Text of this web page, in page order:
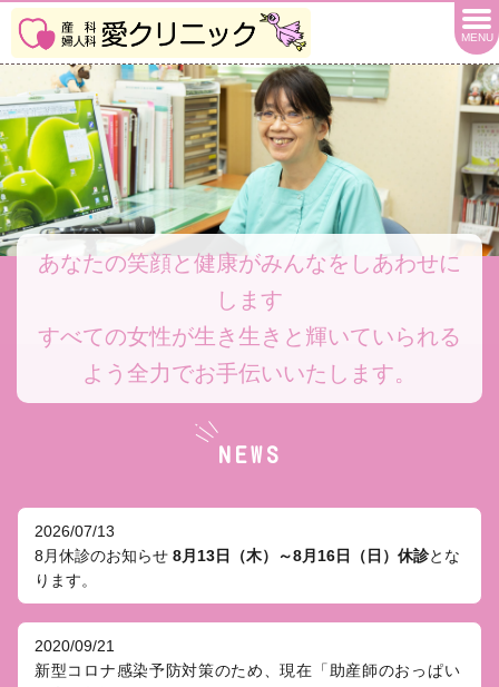
MENU
あなたの笑顔と健康がみんなをしあわせに
します
すべての女性が生き生きと輝いていられる
よう全力でお手伝いいたします。
NEWS
2026/07/13
8月休診のお知らせ 8月13日（木）～8月16日（日）休診とな
ります。
2020/09/21
新型コロナ感染予防対策のため、現在「助産師のおっぱい